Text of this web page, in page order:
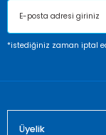
Ürün
*istediğiniz zaman iptal
Üyelik